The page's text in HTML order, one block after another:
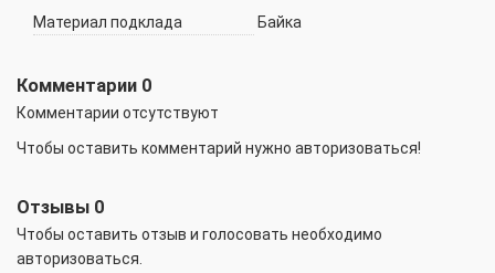
Материал подклада Байка
Комментарии 0
Комментарии отсутствуют
Чтобы оставить комментарий нужно авторизоваться!
Отзывы 0
Чтобы оcтавить отзыв и голосовать необходимо
авторизоваться.